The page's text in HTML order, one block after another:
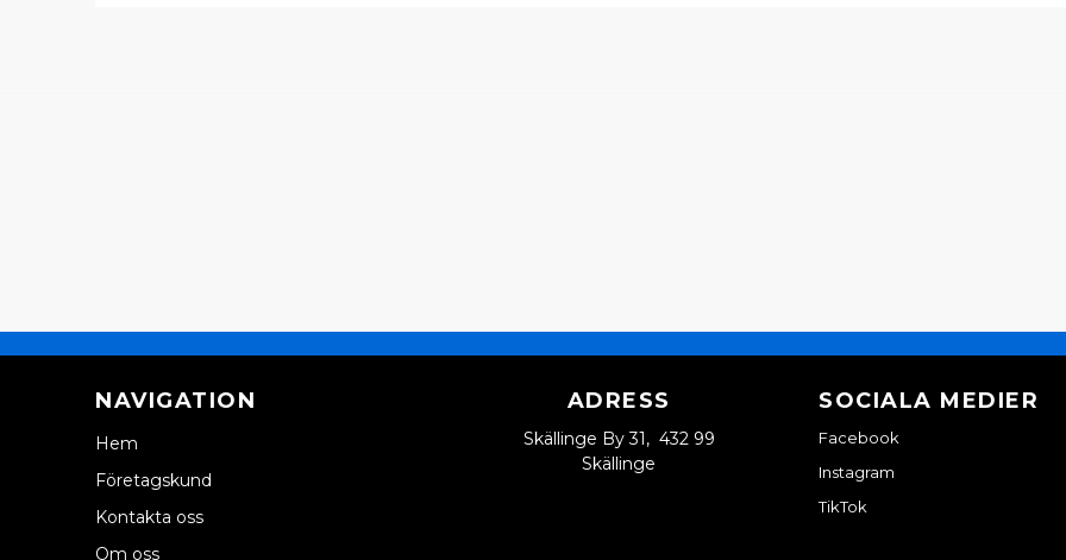
NAVIGATION
Hem
Företagskund
Kontakta oss
Om oss
ADRESS
Skällinge By 31, 432 99
Skällinge
SOCIALA MEDIER
Facebook
Instagram
TikTok